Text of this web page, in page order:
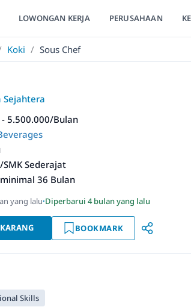
LOWONGAN KERJA PERUSAHAAN
Koki / Sous Chef
Sejahtera
- 5.500.000/Bulan
Sederajat
36 Bulan
yang lalu·Diperbarui 4 bulan yang lalu
BOOKMARK
Skills